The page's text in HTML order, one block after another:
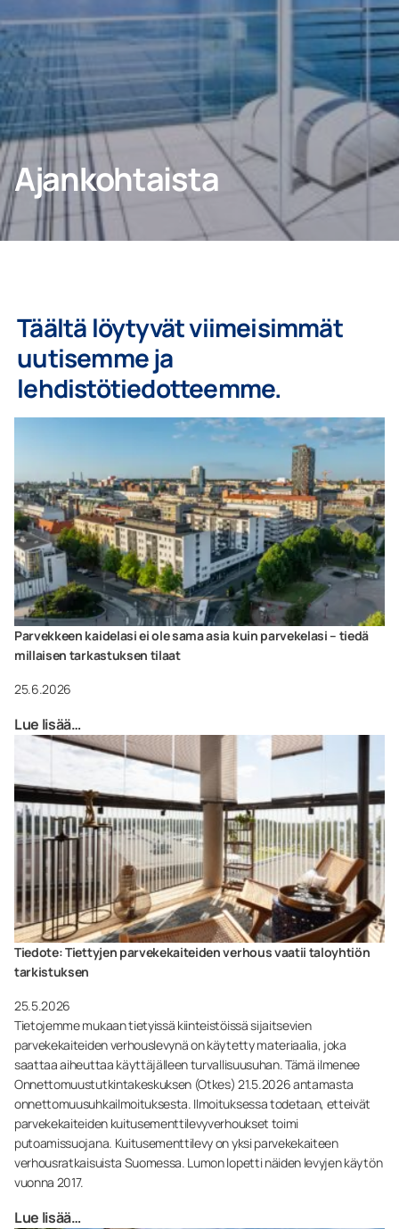
Kotiin
Ammattilaisille
Ajankohtaista
Täältä löytyvät viimeisimmät
uutisemme ja
lehdistötiedotteemme.
Parvekkeen kaidelasi ei ole sama asia kuin parvekelasi – tiedä
millaisen tarkastuksen tilaat
25.6.2026
Lue lisää…
Tiedote: Tiettyjen parvekekaiteiden verhous vaatii taloyhtiön
tarkistuksen
25.5.2026
Tietojemme mukaan tietyissä kiinteistöissä sijaitsevien
parvekekaiteiden verhouslevynä on käytetty materiaalia, joka
saattaa aiheuttaa käyttäjälleen turvallisuusuhan. Tämä ilmenee
Onnettomuustutkintakeskuksen (Otkes) 21.5.2026 antamasta
onnettomuusuhkailmoituksesta. Ilmoituksessa todetaan, etteivät
parvekekaiteiden kuitusementtilevyverhoukset toimi
putoamissuojana. Kuitusementtilevy on yksi parvekekaiteen
verhousratkaisuista Suomessa. Lumon lopetti näiden levyjen käytön
vuonna 2017.
Lue lisää…